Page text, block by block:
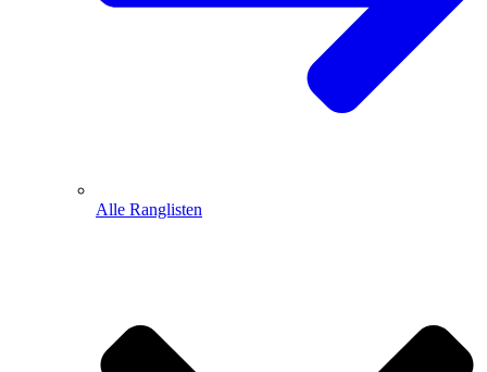
Alle Ranglisten